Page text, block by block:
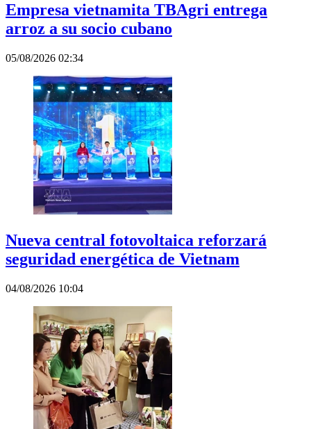
Empresa vietnamita TBAgri entrega
arroz a su socio cubano
05/08/2026 02:34
Nueva central fotovoltaica reforzará
seguridad energética de Vietnam
04/08/2026 10:04